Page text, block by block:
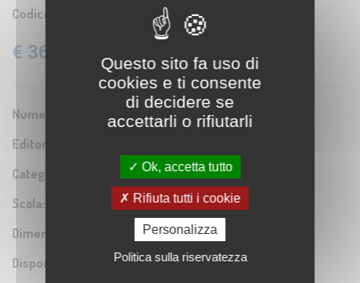
Codice prodotto: IGM B0009282
€ 36,60 IVA: 22% Inclusa
Numero Serie: 0A1
Editore/Produttore:
Categoria: Riproduzione di carta antica
Scala:
Dimensioni:
Disponibilità:
Questo sito fa uso di
cookies e ti consente
di decidere se
accettarli o rifiutarli
Ok, accetta tutto
Rifiuta tutti i cookie
Personalizza
Politica sulla riservatezza